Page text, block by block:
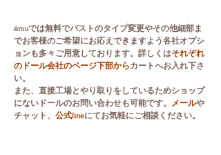
émuでは無料でバストのタイプ変更やその他細部ま
でお客様のご希望にお応えできますよう各社オプシ
ョンも多々ご用意しております。 詳しくはそれぞれ
のドール会社のページ下部からカートへお入れ下さ
い。
​また、直接工場とやり取りをしているためショップ
にないドールのお問い合わせも可能です。 メールや
チャット、 公式lineにてお気軽にご相談ください。